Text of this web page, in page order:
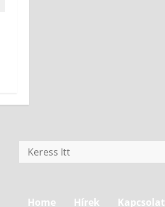
Home Hírek Kapcsolat